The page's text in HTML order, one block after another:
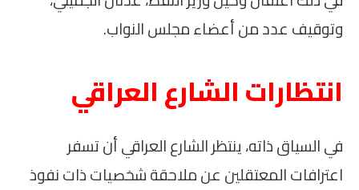
وتوقيف عدد من أعضاء مجلس النواب.
انتظارات الشارع العراقي
في السياق ذاته، ينتظر الشارع العراقي أن تسفر
اعترافات المعتقلين عن ملاحقة شخصيات ذات نفوذ